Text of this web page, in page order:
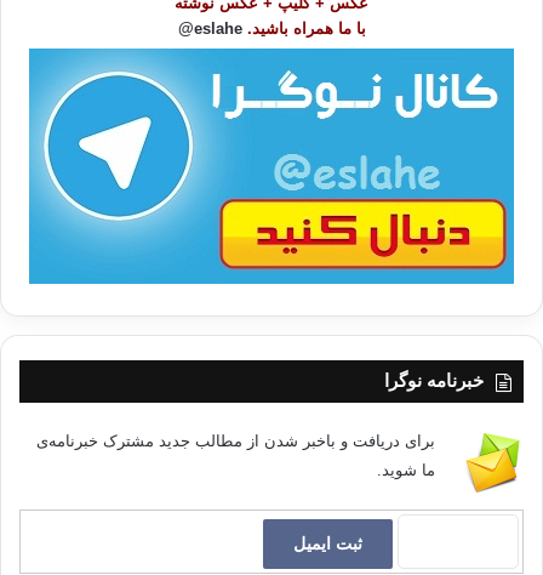
منبع: آموزش دانش سیاسی ( مبانی علم سیاست نظری و تأسیسی)
مؤلف: حسین بشیریه
انتشارات: نگاه معاصر
نوبت چاپ: چاپ سوم 1382 تهران
با ما همراه باشید. eslahe@
خبرنامه نوگرا
برای دریافت و باخبر شدن از مطالب جدید مشترک خبرنامه‌ی
ما شوید.